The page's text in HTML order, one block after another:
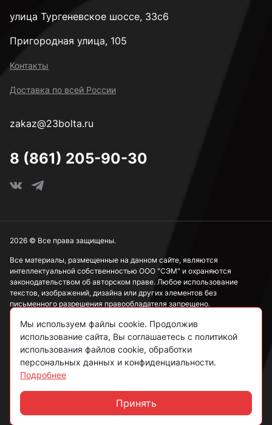
улица Тургеневское шоссе, 33с6
Пригородная улица, 105
Контакты
Доставка по всей России
zakaz@23bolta.ru
8 (861) 205-90-30
Все материалы, размещенные на данном сайте, являются
интеллектуальной собственностью ООО "СЭМ" и охраняются
законодательством об авторском праве. Любое использование
текстов, изображений, дизайна или других элементов без
письменного разрешения правообладателя запрещено.
Информация, представленная на сайте, носит исключительно
ознакомительный характер и не может рассматриваться как
публичная оферта в соответствии со ст. 437 ГК РФ.
Политика конфиденциальности
Согласие на обработку данных
Пользовательское соглашение
2026 © Все права защищены.
Мы используем файлы cookie. Продолжив
использование сайта, Вы соглашаетесь с политикой
использования файлов cookie, обработки
персональных данных и конфиденциальности.
Подробнее
Принять
Чат